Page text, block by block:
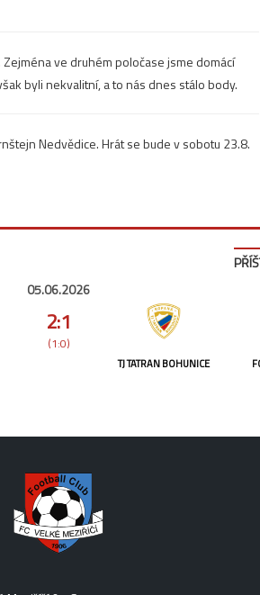
ve druhém poločase jsme domácí
byli nekvalitní, a to nás dnes stálo body.
Nedvědice. Hrát se bude v sobotu 23.8.
05.06.2026
2:1
(1:0)
TJ TATRAN BOHUNICE